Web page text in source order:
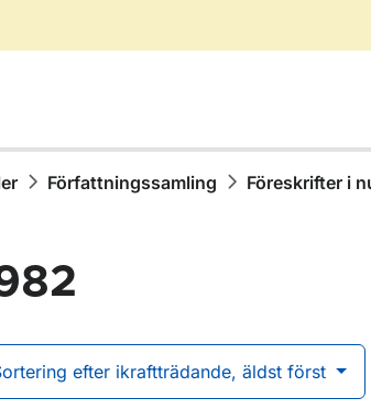
Författningssamling Föreskrifter i
för Författningssamling
efter ikraftträdande, äldst först